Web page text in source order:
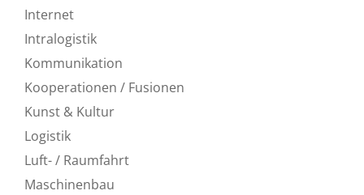
Internet
Intralogistik
Kommunikation
Kooperationen / Fusionen
Kunst & Kultur
Logistik
Luft- / Raumfahrt
Maschinenbau